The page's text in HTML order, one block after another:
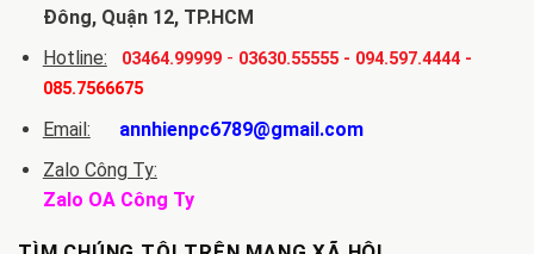
Đông, Quận 12, TP.HCM
Hotline:
03464.99999- 03630.55555- 094.597.4444-
085.7566675
Email:
annhienpc6789@gmail.com
Zalo Công Ty:
Zalo OA Công Ty